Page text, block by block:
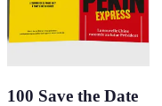
100 Save the Date